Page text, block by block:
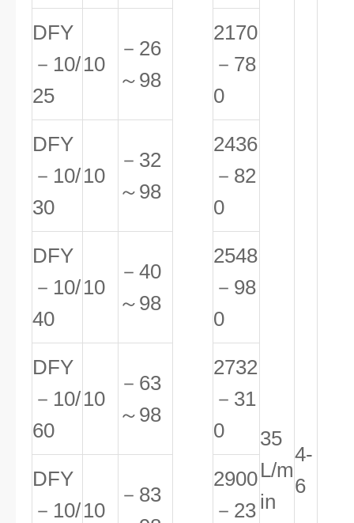
35
L/m
in
4-
6
DFY
－10/
25
10
－26
～98
2170
－78
0
DFY
－10/
30
10
－32
～98
2436
－82
0
DFY
－10/
40
10
－40
～98
2548
－98
0
DFY
－10/
60
10
－63
～98
2732
－31
0
DFY
－10/10
－83
2900
－23